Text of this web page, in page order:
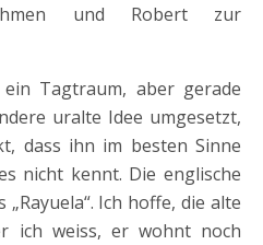
und Robert zur
Tagtraum, aber gerade
uralte Idee umgesetzt,
dass ihn im besten Sinne
nicht kennt. Die englische
Ich hoffe, die alte
ich weiss, er wohnt noch